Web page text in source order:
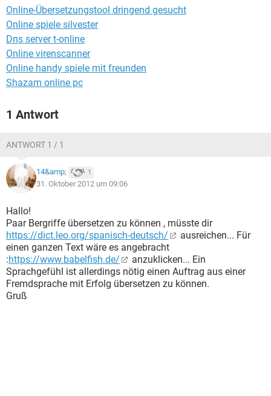
Online-Übersetzungstool dringend gesucht
Online spiele silvester
Dns server t-online
Online virenscanner
Online handy spiele mit freunden
Shazam online pc
1 Antwort
ANTWORT 1 / 1
14&amp; 1
31. Oktober 2012 um 09:06
Hallo!
Paar Bergriffe übersetzen zu können , müsste dir
https://dict.leo.org/spanisch-deutsch/
ausreichen... Für
einen ganzen Text wäre es angebracht
:https://www.babelfish.de/
anzuklicken... Ein
Sprachgefühl ist allerdings nötig einen Auftrag aus einer
Fremdsprache mit Erfolg übersetzen zu können.
Gruß